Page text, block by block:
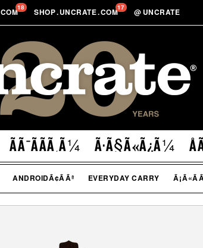
COM18 SHOP.UNCRATE.COM17 @ UNCRATE
ÃÃ¯ÃÃ­Ã¸Ã¼ Ã·Ã§Ã«Ã¿Ã¼
ANDROIDÃ¢ÃÃª EVERYDAY CARRY